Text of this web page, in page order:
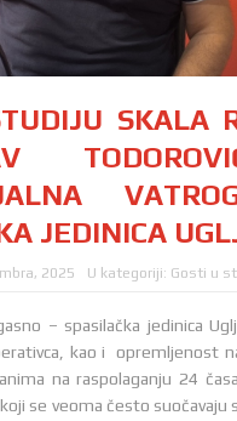
SKALA
JEDINICA
2025 U kategoriji: Gosti u
– spasilačka jedinica
kao i opremljenost
na raspolaganju 24
se veoma često suočavaju